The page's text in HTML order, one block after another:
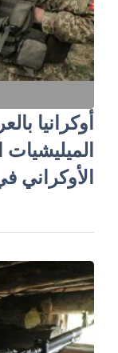
أوكرانيا
الأوكراني